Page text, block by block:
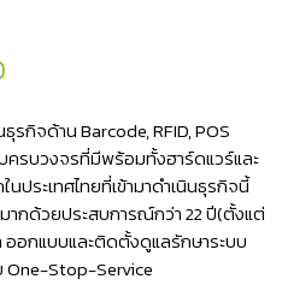
รกิจด้าน Barcode, RFID, POS
ครบวงจรที่มีพร้อมทั้งฮาร์ดแวร์และ
ประเทศไทยที่เข้ามาดำเนินธุรกิจนี้
ากด้วยประสบการณ์กว่า 22 ปี(ตั้งแต่
ออกแบบและติดตั้งดูแลรักษาระบบ
One-Stop-Service